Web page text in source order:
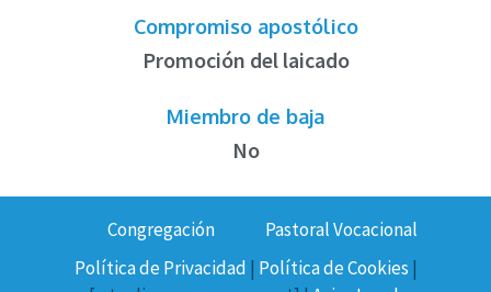
Compromiso apostólico
Promoción del laicado
Miembro de baja
No
Congregación
Pastoral Vocacional
Política de Privacidad | Política de Cookies |